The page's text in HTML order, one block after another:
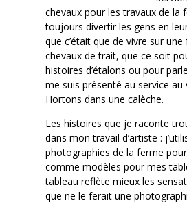
chevaux pour les travaux de la
toujours divertir les gens en
que c’était que de vivre sur
chevaux de trait, que ce soit
histoires d’étalons ou pour
me suis présenté au service au
Hortons dans une calèche.
Les histoires que je raconte
dans mon travail d’artiste :
photographies de la ferme
comme modèles pour mes
tableau reflète mieux les
que ne le ferait une